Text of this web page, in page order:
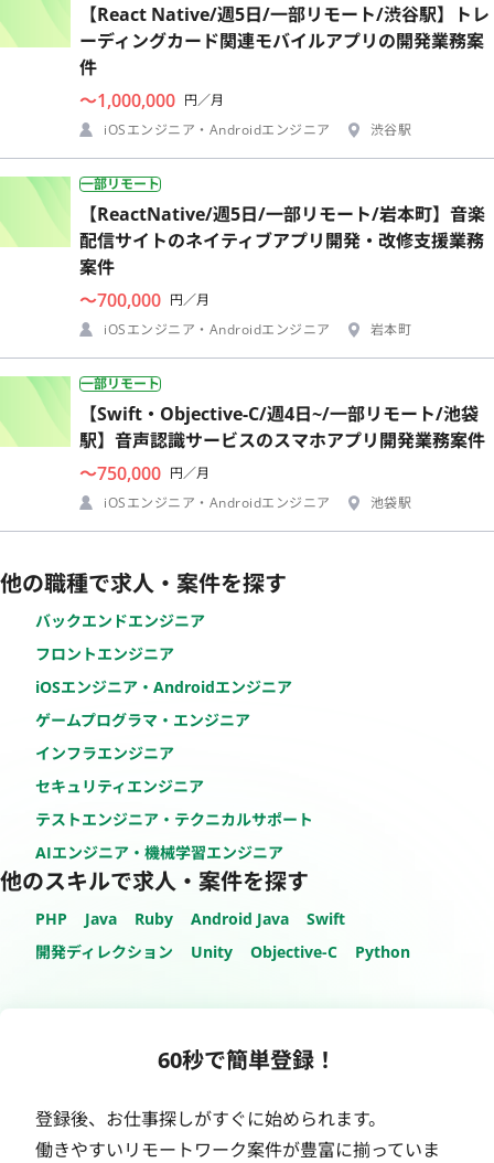
【React Native/週5日/一部リモート/渋谷駅】トレ
ーディングカード関連モバイルアプリの開発業務案
件
〜1,000,000 円／月
iOSエンジニア・Androidエンジニア
渋谷駅
一部リモート
【ReactNative/週5日/一部リモート/岩本町】音楽
配信サイトのネイティブアプリ開発・改修支援業務
案件
〜700,000 円／月
iOSエンジニア・Androidエンジニア
岩本町
一部リモート
【Swift・Objective-C/週4日~/一部リモート/池袋
駅】音声認識サービスのスマホアプリ開発業務案件
〜750,000 円／月
iOSエンジニア・Androidエンジニア
池袋駅
他の職種で求人・案件を探す
バックエンドエンジニア
フロントエンジニア
iOSエンジニア・Androidエンジニア
ゲームプログラマ・エンジニア
インフラエンジニア
セキュリティエンジニア
テストエンジニア・テクニカルサポート
AIエンジニア・機械学習エンジニア
他のスキルで求人・案件を探す
PHP Java Ruby Android Java
Swift
開発ディレクション
Unity Objective-C Python
60秒で簡単登録！
登録後、お仕事探しがすぐに始められます。
働きやすいリモートワーク案件が豊富に揃っていま